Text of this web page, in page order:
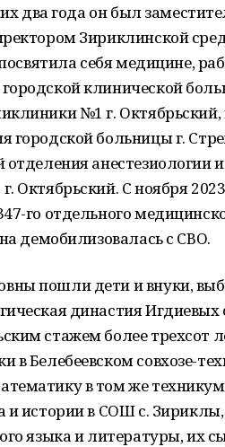
два года он был
Зириклинской
себя медицине,
клинической
№1 г.
городской больницы г.
отделения анестезиологии
Октябрьский. С ноября
го отдельного
демобилизовалась с СВО.
пошли дети и внуки,
династия Игдиевых
стажем более трехсот
Белебеевском совхозе-
в том же
и истории в СОШ с. Зириклы,
языка и литературы, их